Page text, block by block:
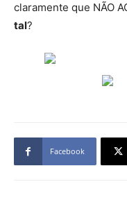
claramente que NÃO
tal?
Facebook